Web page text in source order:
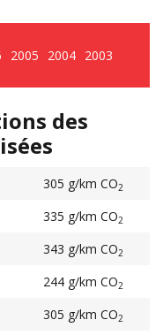
2005 2004 2003
des
305 g/km CO2
335 g/km CO2
343 g/km CO2
244 g/km CO2
305 g/km CO2